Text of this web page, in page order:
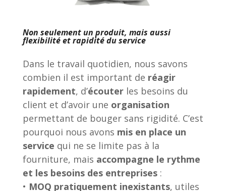
Non seulement un produit, mais aussi
flexibilité et rapidité du service
Dans le travail quotidien, nous savons
combien il est important de réagir
rapidement, d’écouterles besoins du
client et d’avoir une organisation
permettant de bouger sans rigidité. C’est
pourquoi nous avons mis en place un
service qui ne se limite pas à la
fourniture, mais accompagne le rythme
et les besoins des entreprises:
• MOQ pratiquement inexistants, utiles